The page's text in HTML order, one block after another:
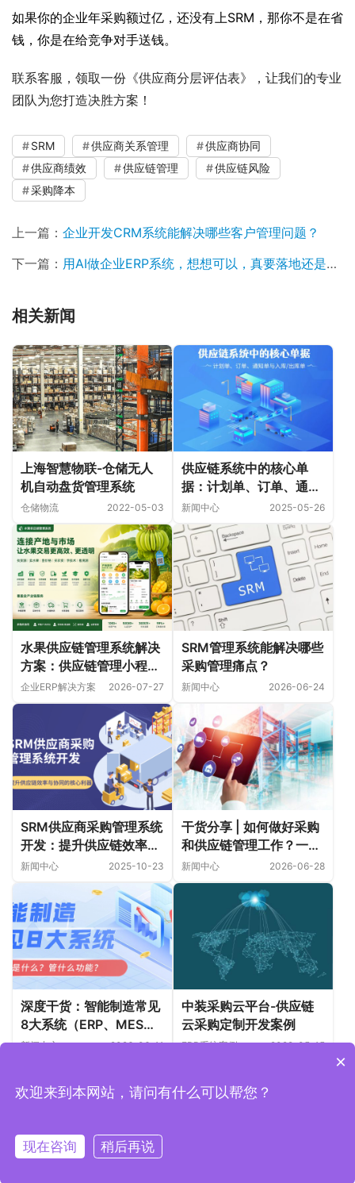
如果你的企业年采购额过亿，还没有上SRM，那你不是在省
钱，你是在给竞争对手送钱。
联系客服，领取一份《供应商分层评估表》，让我们的专业
团队为您打造决胜方案！
SRM 供应商关系管理
供应商协同
供应商绩效
供应链管理
供应链风险
采购降本
上一篇： 企业开发CRM系统能解决哪些客户管理问题？
下一篇： 用AI做企业ERP系统，想想可以，真要落地还是要找专业的ERP系统定制开发公司！
相关新闻
上海智慧物联-仓储无人
机自动盘货管理系统
仓储物流 2022-05-03
供应链系统中的核心单
据：计划单、订单、通知
单与入库/出库单详解
新闻中心 2025-05-26
水果供应链管理系统解决
方案：供应链管理小程序
与商城小程序如何打通产
销协同
企业ERP解决方案 2026-07-27
SRM管理系统能解决哪些
采购管理痛点？
新闻中心 2026-06-24
SRM供应商采购管理系统
开发：提升供应链效率与
协同的核心利器
新闻中心 2025-10-23
干货分享 | 如何做好采购
和供应链管理工作？一个
智慧供应链管理系统即可
搞定！
新闻中心 2026-06-28
深度干货：智能制造常见
8大系统（ERP、MES、
WMS、SCM、PLM、
新闻中心 2026-06-11
中装采购云平台-供应链
云采购定制开发案例
ERP系统案例 2022-05-15
×
欢迎来到本网站，请问有什么可以帮您？
现在咨询 稍后再说